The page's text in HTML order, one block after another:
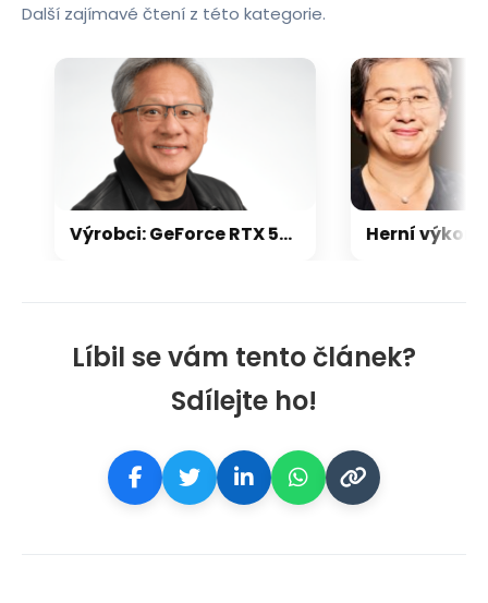
Líbil se vám tento článek?
Sdílejte ho!
Další zajímavé čtení z této kategorie.
Výrobci: GeForce RTX 5000 zdraží o 20-30 %, zastavili jsme dodávky levných karet